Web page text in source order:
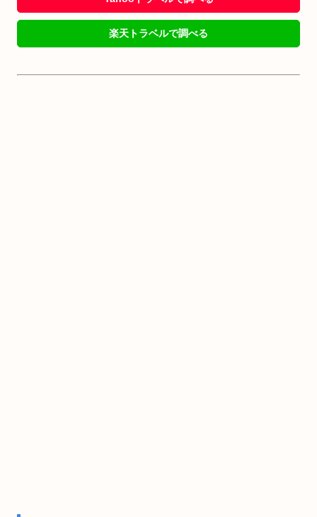
楽天トラベルで調べる